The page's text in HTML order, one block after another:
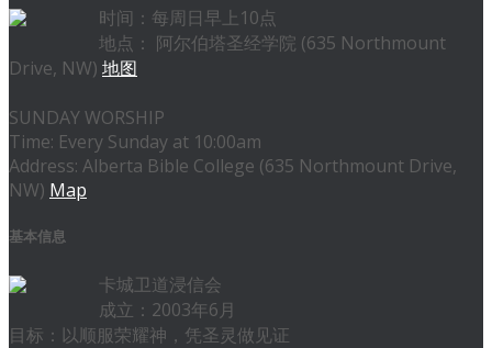
时间：每周日早上10点
地点： 阿尔伯塔圣经学院 (635 Northmount
Drive, NW) 地图
SUNDAY WORSHIP
Time: Every Sunday at 10:00am
Address: Alberta Bible College (635 Northmount Drive,
NW) Map
基本信息
卡城卫道浸信会
成立：2003年6月
目标：以顺服荣耀神，凭圣灵做见证